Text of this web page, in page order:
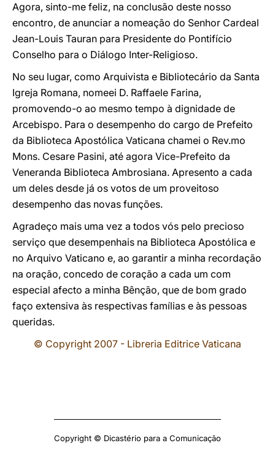
Agora, sinto-me feliz, na conclusão deste nosso
encontro, de anunciar a nomeação do Senhor Cardeal
Jean-Louis Tauran para Presidente do Pontifício
Conselho para o Diálogo Inter-Religioso.
No seu lugar, como Arquivista e Bibliotecário da Santa
Igreja Romana, nomeei D. Raffaele Farina,
promovendo-o ao mesmo tempo à dignidade de
Arcebispo. Para o desempenho do cargo de Prefeito
da Biblioteca Apostólica Vaticana chamei o Rev.mo
Mons. Cesare Pasini, até agora Vice-Prefeito da
Veneranda Biblioteca Ambrosiana. Apresento a cada
um deles desde já os votos de um proveitoso
desempenho das novas funções.
Agradeço mais uma vez a todos vós pelo precioso
serviço que desempenhais na Biblioteca Apostólica e
no Arquivo Vaticano e, ao garantir a minha recordação
na oração, concedo de coração a cada um com
especial afecto a minha Bênção, que de bom grado
faço extensiva às respectivas famílias e às pessoas
queridas.
© Copyright 2007 - Libreria Editrice Vaticana
Copyright © Dicastério para a Comunicação